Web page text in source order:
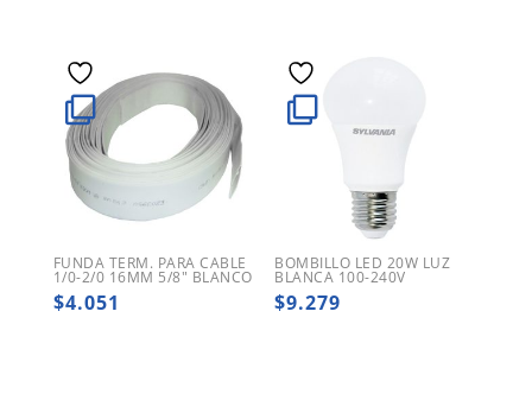
FUNDA TERM. PARA CABLE
1/0-2/0 16MM 5/8″ BLANCO
$4.051
BOMBILLO LED 20W LUZ
BLANCA 100-240V
$9.279